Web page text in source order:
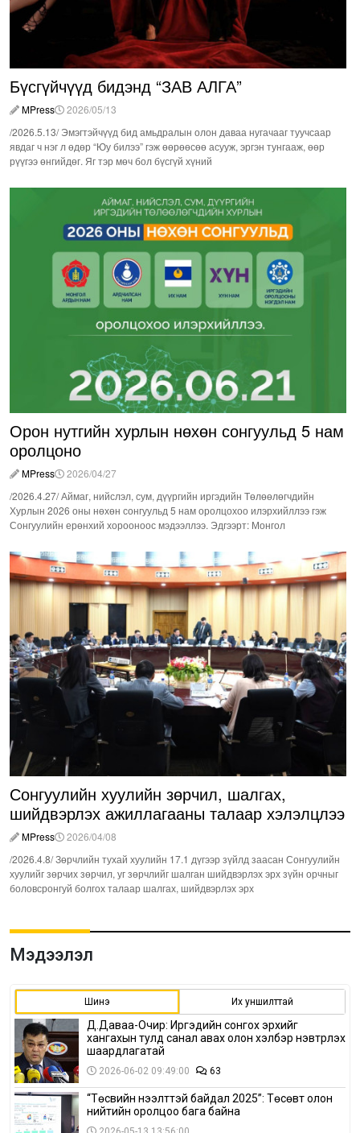
Бүсгүйчүүд бидэнд “ЗАВ АЛГА”
MPress
2026/05/13
/2026.5.13/ Эмэгтэйчүүд бид амьдралын олон даваа нугачааг туучсаар
явдаг ч нэг л өдөр “Юу билээ” гэж өөрөөсөө асууж, эргэн тунгааж, өөр
рүүгээ өнгийдөг. Яг тэр мөч бол бүсгүй хүний
Орон нутгийн хурлын нөхөн сонгуульд 5 нам
оролцоно
MPress
2026/04/27
/2026.4.27/ Аймаг, нийслэл, сум, дүүргийн иргэдийн Төлөөлөгчдийн
Хурлын 2026 оны нөхөн сонгуульд 5 нам оролцохоо илэрхийллээ гэж
Сонгуулийн ерөнхий хорооноос мэдээллээ. Эдгээрт: Монгол
Сонгуулийн хуулийн зөрчил, шалгах,
шийдвэрлэх ажиллагааны талаар хэлэлцлээ
MPress
2026/04/08
/2026.4.8/ Зөрчлийн тухай хуулийн 17.1 дүгээр зүйлд заасан Сонгуулийн
хуулийг зөрчих зөрчил, уг зөрчлийг шалган шийдвэрлэх эрх зүйн орчныг
боловсронгуй болгох талаар шалгах, шийдвэрлэх эрх
Мэдээлэл
Шинэ Их уншилттай
Д.Даваа-Очир: Иргэдийн сонгох эрхийг
хангахын тулд санал авах олон хэлбэр нэвтрүүлэх
шаардлагатай
2026-06-02 09:49:00 63
“Төсвийн нээлттэй байдал 2025”: Төсөвт олон
нийтийн оролцоо бага байна